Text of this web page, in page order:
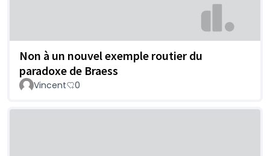
Non à un nouvel exemple routier du
paradoxe de Braess
Vincent 0